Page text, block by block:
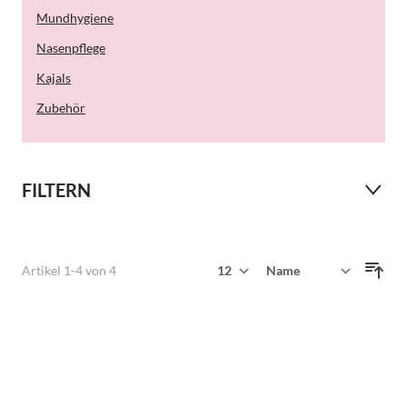
Mundhygiene
Nasenpflege
Kajals
Zubehör
FILTERN
Artikel 1-4von 4
Sortieren nach